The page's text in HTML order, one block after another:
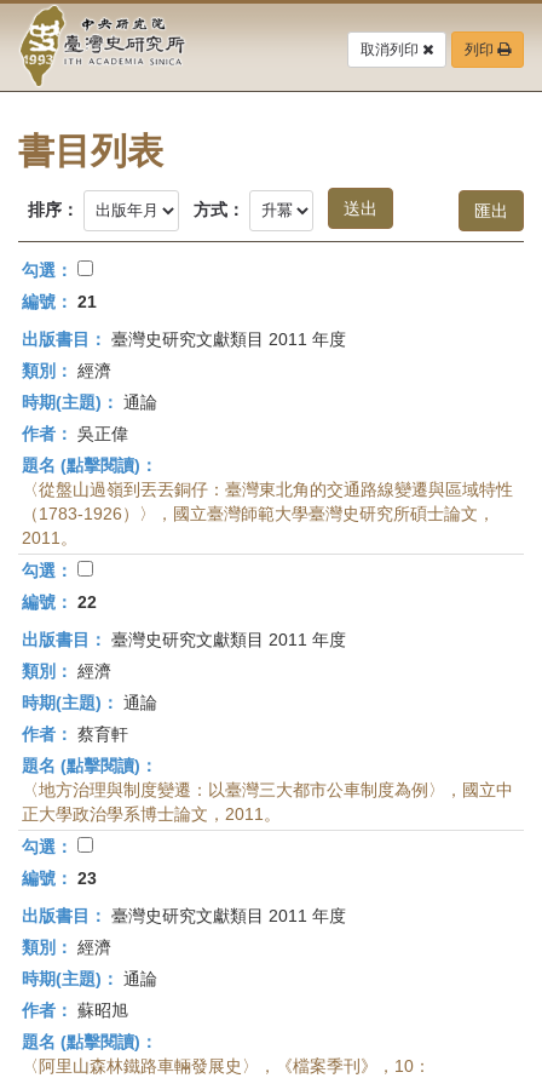
要
中
央
研
究
院-
臺
灣
史
研
究
所-
首
頁
取消列印 列印
書目列表
排序： 方式：
勾選：
編號： 21
出版書目： 臺灣史研究文獻類目 2011 年度
類別： 經濟
時期(主題)： 通論
作者： 吳正偉
題名 (點擊閱讀)：
〈從盤山過嶺到丟丟銅仔：臺灣東北角的交通路線變遷與區域特性
（1783-1926）〉，國立臺灣師範大學臺灣史研究所碩士論文，
2011。
勾選：
編號： 22
出版書目： 臺灣史研究文獻類目 2011 年度
類別： 經濟
時期(主題)： 通論
作者： 蔡育軒
題名 (點擊閱讀)：
〈地方治理與制度變遷：以臺灣三大都市公車制度為例〉，國立中
正大學政治學系博士論文，2011。
勾選：
編號： 23
出版書目： 臺灣史研究文獻類目 2011 年度
類別： 經濟
時期(主題)： 通論
作者： 蘇昭旭
題名 (點擊閱讀)：
〈阿里山森林鐵路車輛發展史〉，《檔案季刊》，10：